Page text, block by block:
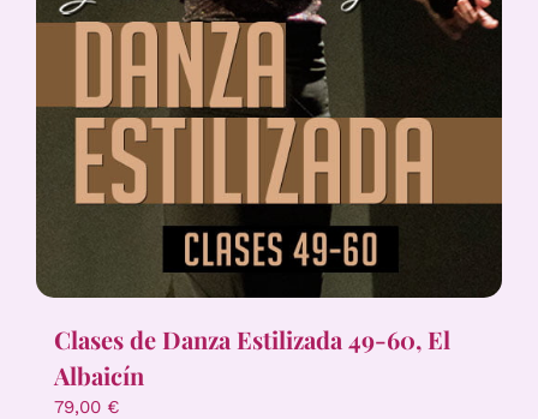
Clases de Danza Estilizada 49-60, El
Albaicín
79,00 €